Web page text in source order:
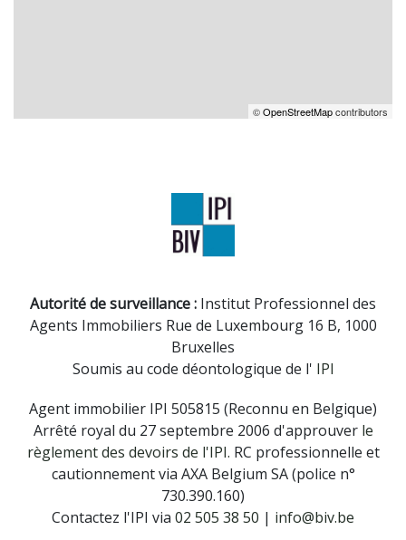
©OpenStreetMapcontributors
Autorité de surveillance : Institut Professionnel des
Agents Immobiliers Rue de Luxembourg 16 B, 1000
Bruxelles
Soumis au code déontologique de l' IPI
Agent immobilier IPI 505815 (Reconnu en Belgique)
Arrêté royal du 27 septembre 2006 d'approuver le
règlement des devoirs de l'IPI. RC professionnelle et
cautionnement via AXA Belgium SA (police n°
730.390.160)
Contactez l'IPI via 02 505 38 50 | info@biv.be